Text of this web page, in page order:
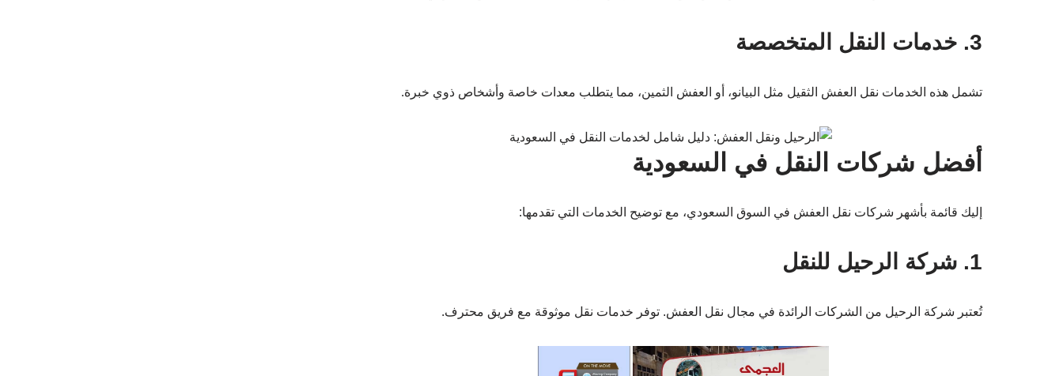
3. خدمات النقل المتخصصة
تشمل هذه الخدمات نقل العفش الثقيل مثل البيانو، أو العفش الثمين، مما يتطلب معدات خاصة وأشخاص ذوي خبرة.
أفضل شركات النقل في السعودية
إليك قائمة بأشهر شركات نقل العفش في السوق السعودي، مع توضيح الخدمات التي تقدمها:
1. شركة الرحيل للنقل
تُعتبر شركة الرحيل من الشركات الرائدة في مجال نقل العفش. توفر خدمات نقل موثوقة مع فريق محترف.